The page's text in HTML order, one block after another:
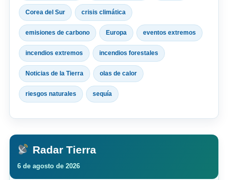
Corea del Sur crisis climática
emisiones de carbono Europa eventos extremos
incendios extremos incendios forestales
Noticias de la Tierra olas de calor
riesgos naturales sequía
Radar Tierra
6 de agosto de 2026